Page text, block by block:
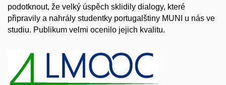
podotknout, že velký úspěch sklidily dialogy, které
připravily a nahrály studentky portugalštiny MUNI u nás ve
studiu. Publikum velmi ocenilo jejich kvalitu.